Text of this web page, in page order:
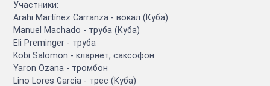
Участники:
Arahi Martínez Carranza - вокал (Куба)
Manuel Machado - труба (Куба)
Eli Preminger - труба
Kobi Salomon - кларнет, саксофон
Yaron Ozana - тромбон
Lino Lores Garcia - трес (Куба)